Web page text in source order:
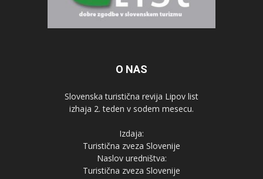
O NAS
Slovenska turistična revija Lipov list
izhaja 2. teden v sodem mesecu.
Izdaja:
Turistična zveza Slovenije
Naslov uredništva:
Turistična zveza Slovenije